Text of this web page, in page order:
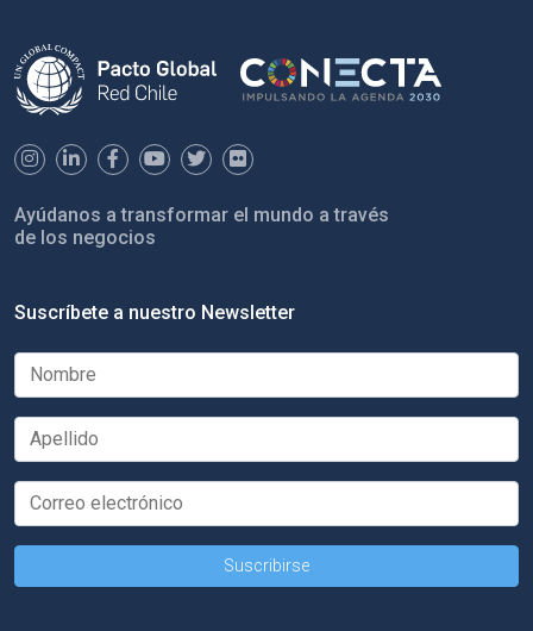
Ayúdanos a transformar el mundo a través
de los negocios
Suscríbete a nuestro Newsletter